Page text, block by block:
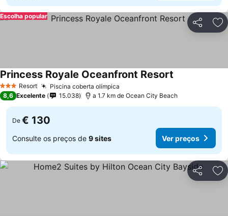
Partilhar
Escolha popular
3 EstrelasResort Piscina coberta olímpica
Princess Royale Oceanfront Resort
8,6 Excelente 15.038 a 1.7 km de Ocean City Beach
De € 130
Consulte os preços de 9 sites Ver preços
Partilhar